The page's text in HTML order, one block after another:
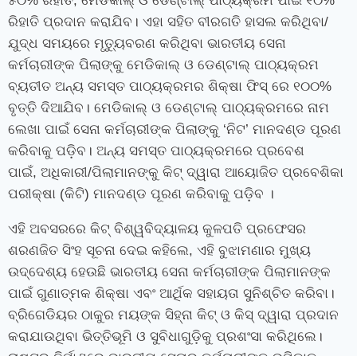
ରିହାତି ପ୍ରଦାନ କରାଯିବ। ଏହା ସହିତ ବୀରଗତି ହାସଲ କରିଥିବା/
ଯୁଦ୍ଧ ସମୟରେ ମୃତ୍ୟୁବରଣ କରିଥିବା ଭାରତୀୟ ସେନା
କର୍ମଚାରୀଙ୍କ ପିଲାଙ୍କୁ ମେଡିକାଲ୍‍ ଓ ଡେଣ୍ଟାଲ୍‍ ପାଠ୍ୟକ୍ରମ
ବ୍ୟତୀତ ଅନ୍ୟ ସମସ୍ତ ପାଠ୍ୟକ୍ରମର ଶିକ୍ଷା ଫିସ୍ ରେ ୧୦୦%
ବୃତ୍ତି ଦିଆଯିବ। ମେଡିକାଲ୍ ଓ ଡେଣ୍ଟାଲ୍ ପାଠ୍ୟକ୍ରମରେ ନାମ
ଲେଖା ପାଇଁ ସେନା କର୍ମଚାରୀଙ୍କ ପିଲାଙ୍କୁ ‘ନିଟ’ ମାନଦଣ୍ଡ ପୂରଣ
କରିବାକୁ ପଡ଼ିବ। ଅନ୍ୟ ସମସ୍ତ ପାଠ୍ୟକ୍ରମରେ ପ୍ରବେଶ
ପାଇଁ, ଅଧିକାରୀ/ପିଲାମାନଙ୍କୁ କିଟ୍‍ ଦ୍ୱାରା ଆୟୋଜିତ ପ୍ରବେଶିକା
ପରୀକ୍ଷା (କିଟି) ମାନଦଣ୍ଡ ପୂରଣ କରିବାକୁ ପଡ଼ିବ ।
ଏହି ଅବସରରେ କିଟ୍‍ ବିଶ୍ୱବିଦ୍ୟାଳୟ କୁଳପତି ପ୍ରଫେସର
ଶରଣଜିତ ସିଂହ ସୂଚନା ଦେଇ କହିଲେ, ଏହି ବୁଝାମଣାର ମୁଖ୍ୟ
ଉଦ୍ଦେଶ୍ୟ ହେଉଛି ଭାରତୀୟ ସେନା କର୍ମଚାରୀଙ୍କ ପିଲାମାନଙ୍କ
ପାଇଁ ଗୁଣାତ୍ମକ ଶିକ୍ଷା ଏବଂ ଆର୍ଥିକ ସହାୟତା ସୁନିଶ୍ଚିତ କରିବା।
ବ୍ରିଗେଡିୟର ଠାକୁର ମୟଙ୍କ ସିହ୍ନା କିଟ୍‍ ଓ କିସ୍‍ ଦ୍ୱାରା ପ୍ରଦାନ
କରାଯାଉଥିବା ଭିତ୍ତିଭୂମି ଓ ସୁବିଧାଗୁଡ଼ିକୁ ପ୍ରଶଂସା କରିଥିଲେ।